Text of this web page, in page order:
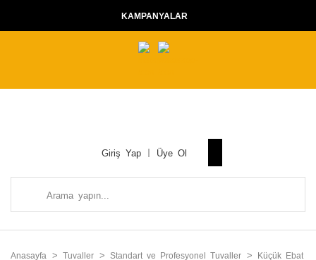
KAMPANYALAR
Giriş Yap Üye Ol
Anasayfa Tuvaller Standart ve Profesyonel Tuvaller Küçük Ebat